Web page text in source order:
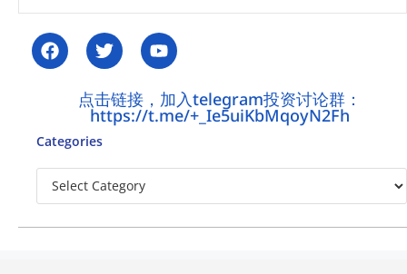
点击链接，加入telegram投资讨论群：
https://t.me/+_Ie5uiKbMqoyN2Fh
Categories